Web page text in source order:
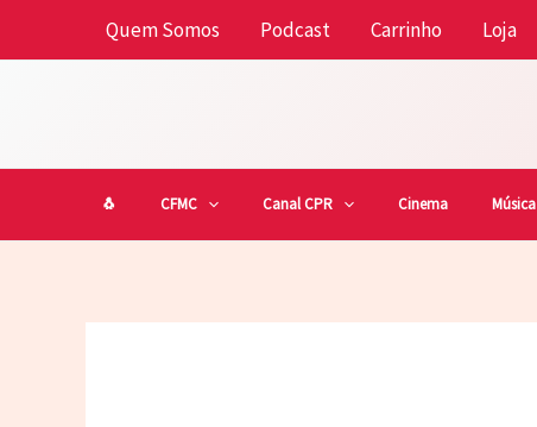
Quem Somos Podcast Carrinho Loja
🐧 CFMC Canal CPR Cinema Música